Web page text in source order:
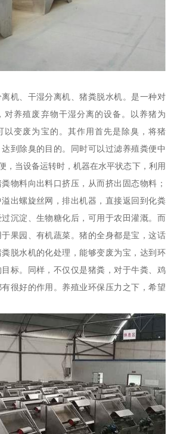
机、干湿分离机、猪粪脱水机。是一种对
对养殖废弃物干湿分离的设备。以养猪为
以变废为宝的。其作用首先是除臭，将猪
到除臭的目的。同时可以过滤养殖粪便中
，当设备运转时，机器在水平状态下，利用
物料向出料口挤压，从而挤出固态物料；
出螺旋丝网，排出机器，直接返回到化粪
沉淀、生物糖化后，可用于农田灌溉。而
果园、有机蔬菜。猪的全身都是宝，这话
脱水机的化处理，能够变废为宝，达到环
标。同样，不仅仅是猪粪，对于牛粪、鸡
很好的作用。养殖业环保压力之下，希望